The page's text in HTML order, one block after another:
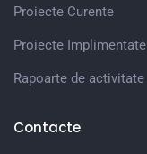
Proiecte Curente
Proiecte Implimentate
Rapoarte de activitate
Contacte